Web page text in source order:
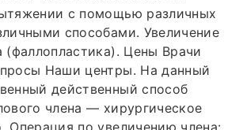
с помощью различных
способами. Увеличение
(фаллопластика). Цены Врачи
Наши центры. На данный
действенный способ
члена — хирургическое